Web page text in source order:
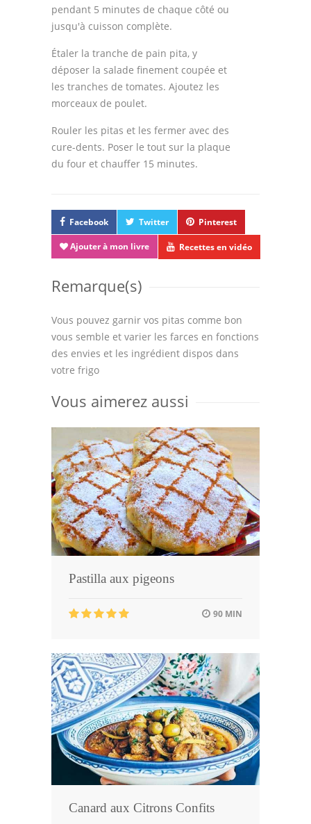
pendant 5 minutes de chaque côté ou
jusqu'à cuisson complète.
Étaler la tranche de pain pita, y
déposer la salade finement coupée et
les tranches de tomates. Ajoutez les
morceaux de poulet.
Rouler les pitas et les fermer avec des
cure-dents. Poser le tout sur la plaque
du four et chauffer 15 minutes.
Facebook Twitter Pinterest
Ajouter à mon livre Recettes en vidéo
Remarque(s)
Vous pouvez garnir vos pitas comme bon
vous semble et varier les farces en fonctions
des envies et les ingrédient dispos dans
votre frigo
Vous aimerez aussi
Pastilla aux pigeons
90 MIN
Canard aux Citrons Confits